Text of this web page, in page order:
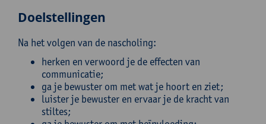
Doelstellingen
Na het volgen van de nascholing:
herken en verwoord je de effecten van
communicatie;
ga je bewuster om met wat je hoort en ziet;
luister je bewuster en ervaar je de kracht van
stiltes;